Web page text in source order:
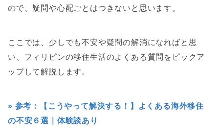
ので、疑問や心配ごとはつきないと思います。
ここでは、少しでも不安や疑問の解消になればと思
い、フィリピンの移住生活のよくある質問をピックア
ップして解説します。
» 参考：【こうやって解決する！】よくある海外移住
の不安６選｜体験談あり